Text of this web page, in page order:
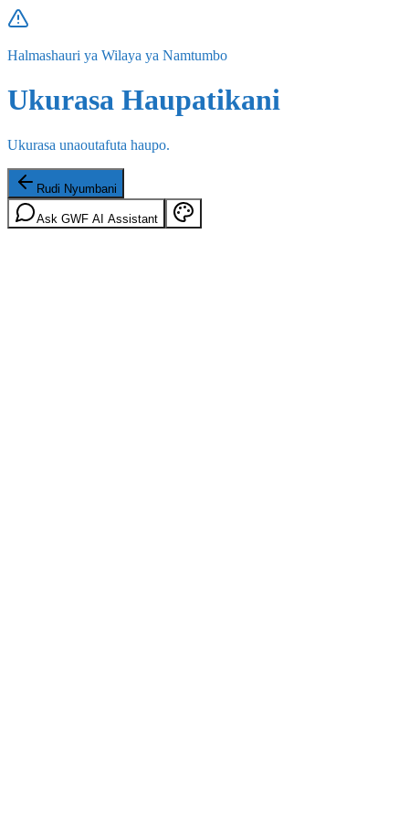
Halmashauri ya Wilaya ya Namtumbo
Ukurasa Haupatikani
Ukurasa unaoutafuta haupo.
Rudi Nyumbani
Ask GWF AI Assistant